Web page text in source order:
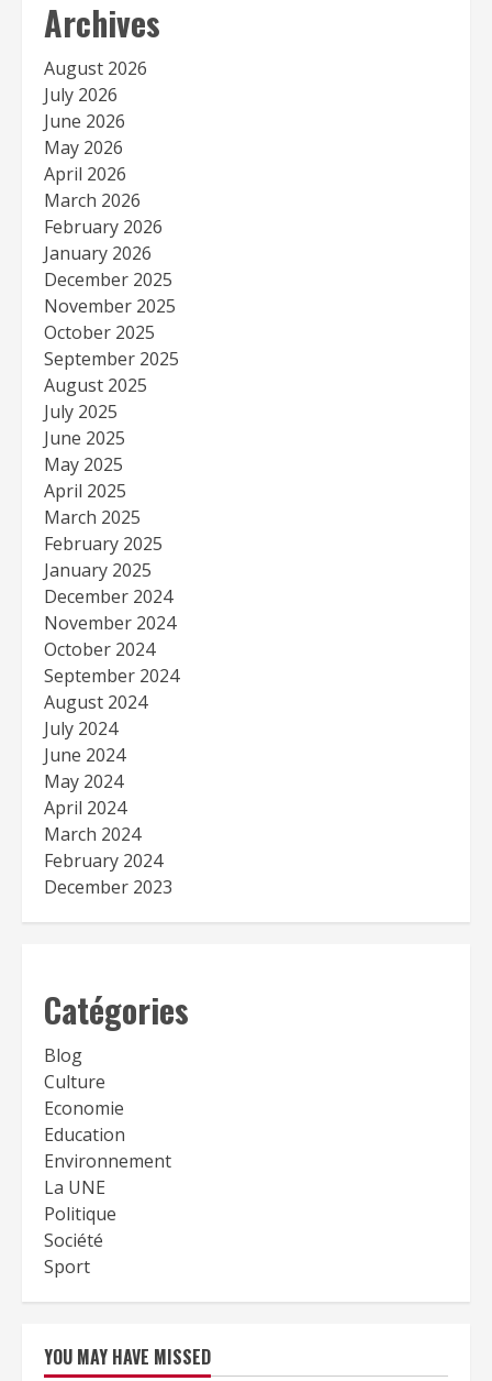
Archives
August 2026
July 2026
June 2026
May 2026
April 2026
March 2026
February 2026
January 2026
December 2025
November 2025
October 2025
September 2025
August 2025
July 2025
June 2025
May 2025
April 2025
March 2025
February 2025
January 2025
December 2024
November 2024
October 2024
September 2024
August 2024
July 2024
June 2024
May 2024
April 2024
March 2024
February 2024
December 2023
Catégories
Blog
Culture
Economie
Education
Environnement
La UNE
Politique
Société
Sport
YOU MAY HAVE MISSED